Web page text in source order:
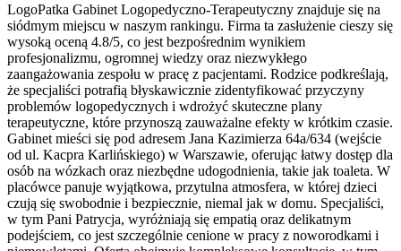
LogoPatka Gabinet Logopedyczno-Terapeutyczny znajduje się na
siódmym miejscu w naszym rankingu. Firma ta zasłużenie cieszy się
wysoką oceną 4.8/5, co jest bezpośrednim wynikiem
profesjonalizmu, ogromnej wiedzy oraz niezwykłego
zaangażowania zespołu w pracę z pacjentami. Rodzice podkreślają,
że specjaliści potrafią błyskawicznie zidentyfikować przyczyny
problemów logopedycznych i wdrożyć skuteczne plany
terapeutyczne, które przynoszą zauważalne efekty w krótkim czasie.
Gabinet mieści się pod adresem Jana Kazimierza 64a/634 (wejście
od ul. Kacpra Karlińskiego) w Warszawie, oferując łatwy dostęp dla
osób na wózkach oraz niezbędne udogodnienia, takie jak toaleta. W
placówce panuje wyjątkowa, przytulna atmosfera, w której dzieci
czują się swobodnie i bezpiecznie, niemal jak w domu. Specjaliści,
w tym Pani Patrycja, wyróżniają się empatią oraz delikatnym
podejściem, co jest szczególnie cenione w pracy z noworodkami i